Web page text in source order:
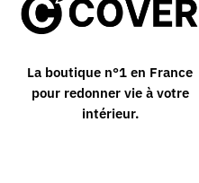
La boutique n°1 en France
pour redonner vie à votre
intérieur.